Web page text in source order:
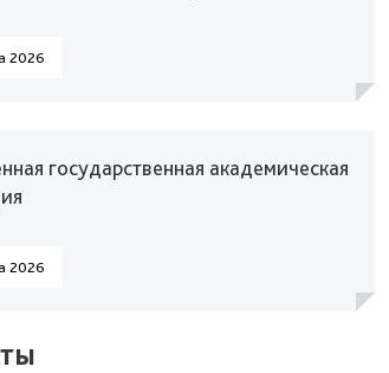
2026
государственная академическая
2026